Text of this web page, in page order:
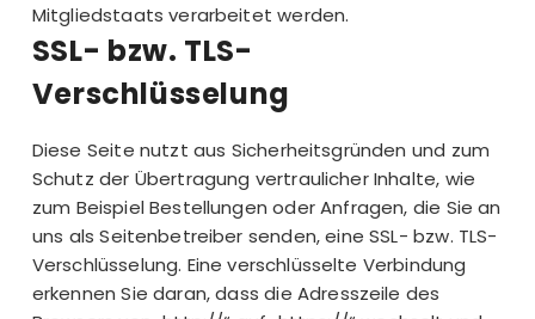
Mitgliedstaats verarbeitet werden.
SSL- bzw. TLS-
Verschlüsselung
Diese Seite nutzt aus Sicherheitsgründen und zum
Schutz der Übertragung vertraulicher Inhalte, wie
zum Beispiel Bestellungen oder Anfragen, die Sie an
uns als Seitenbetreiber senden, eine SSL- bzw. TLS-
Verschlüsselung. Eine verschlüsselte Verbindung
erkennen Sie daran, dass die Adresszeile des